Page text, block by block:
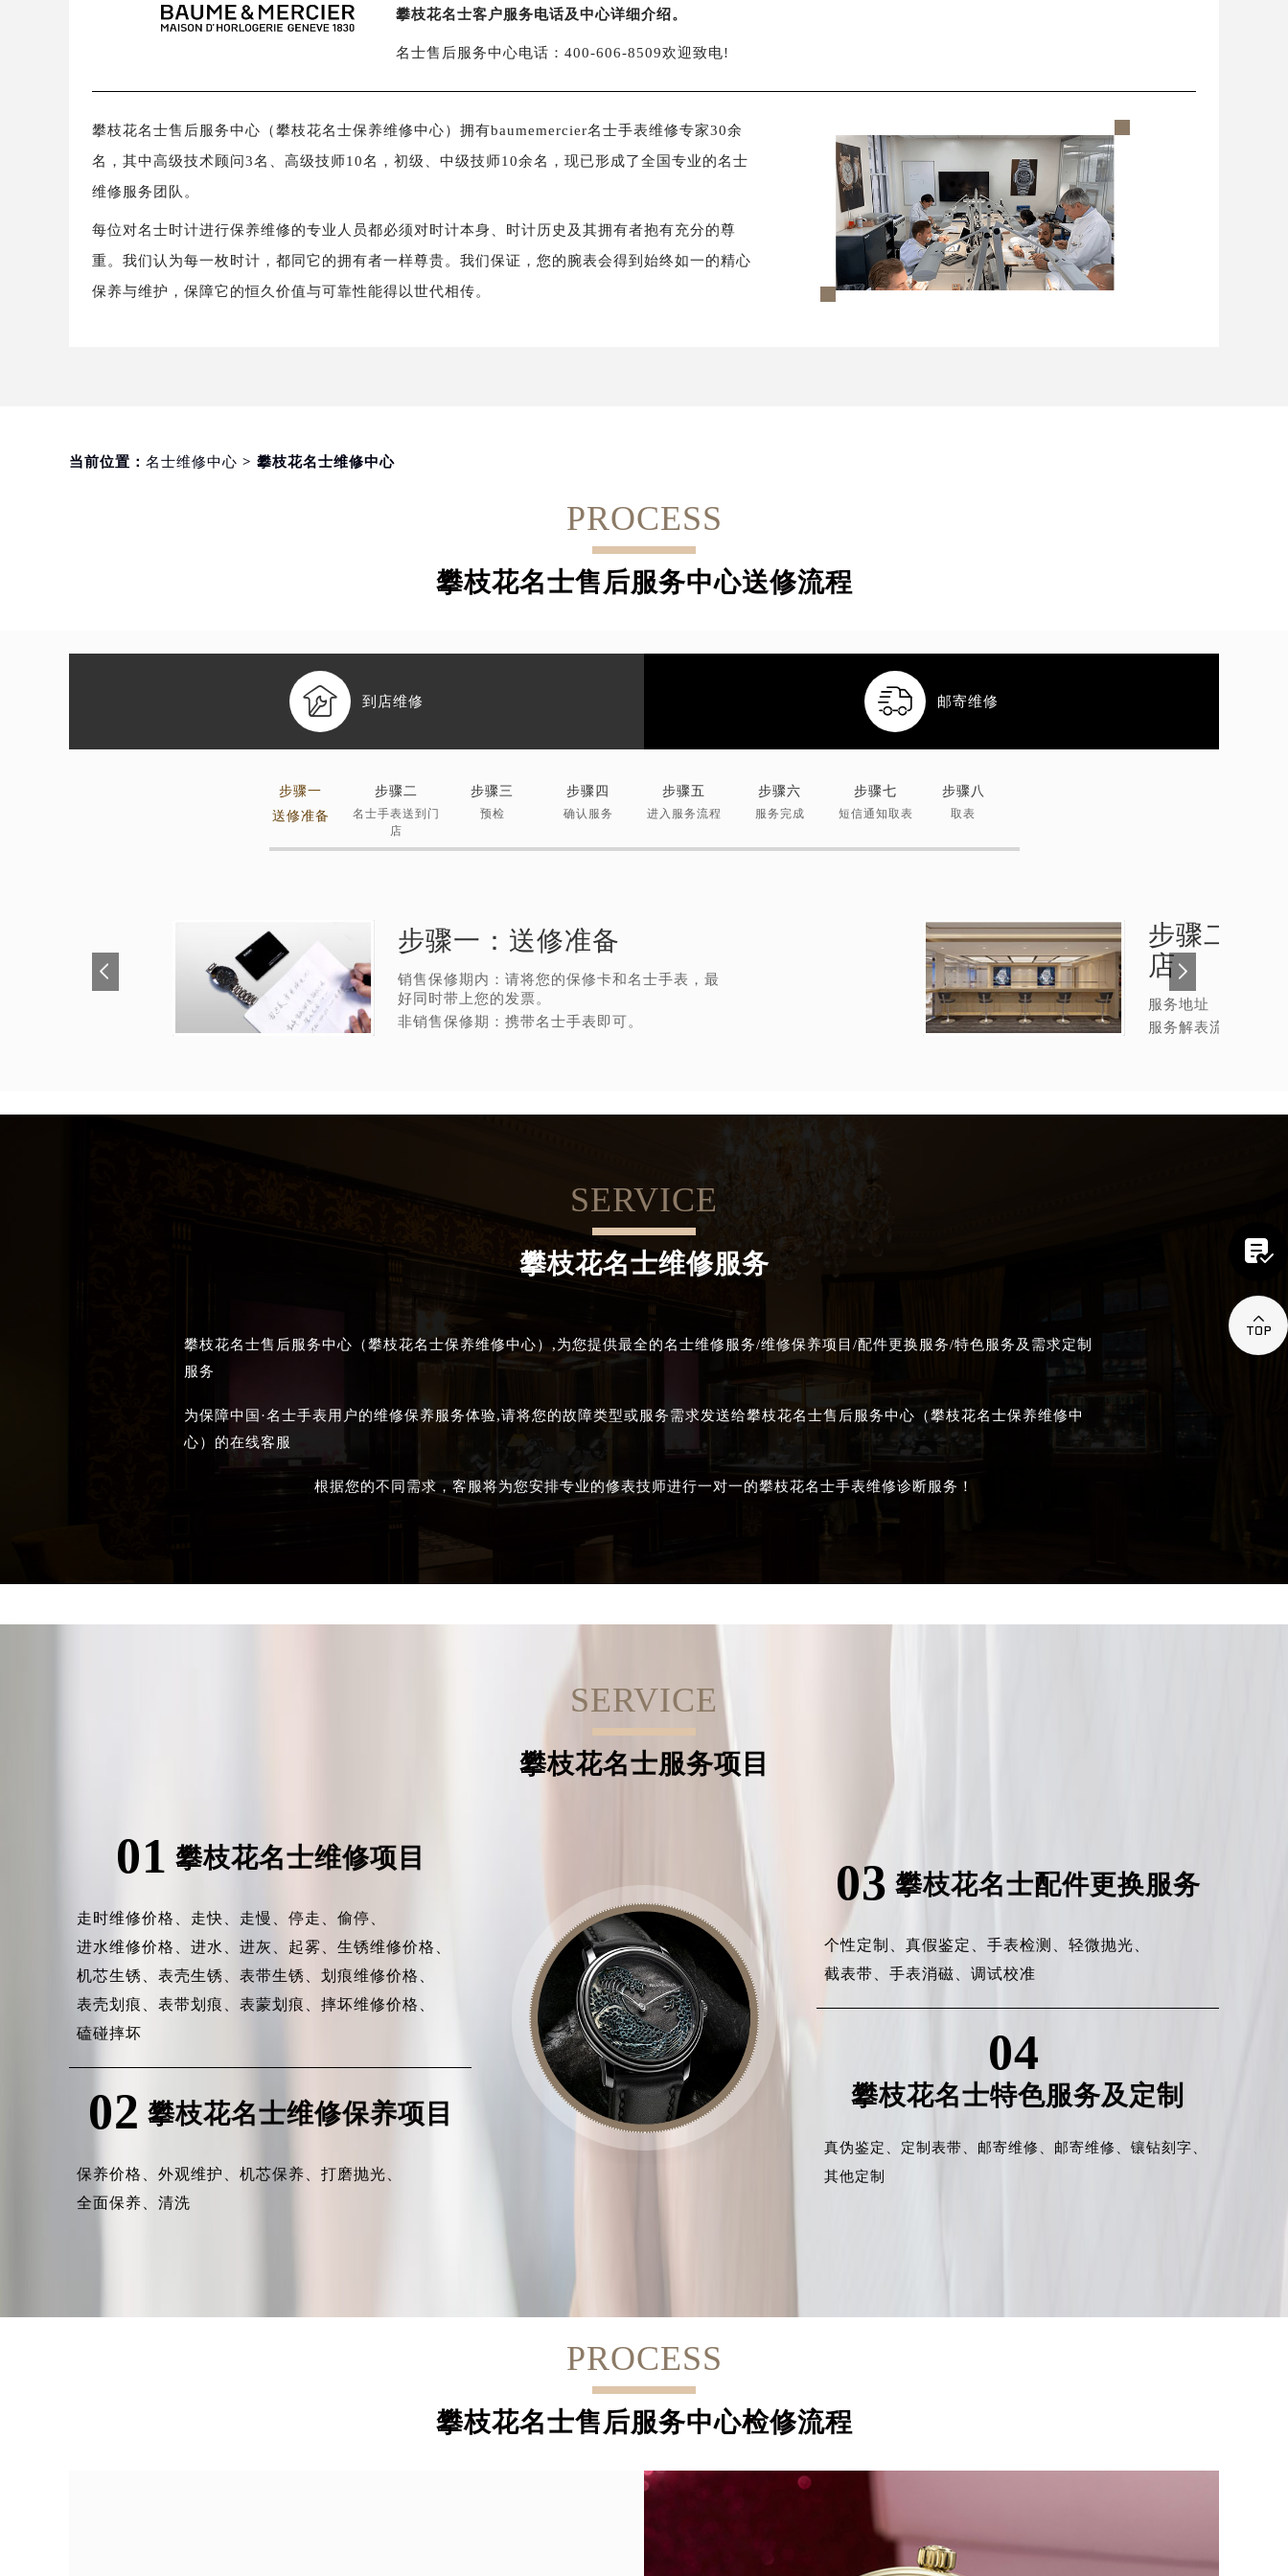
攀枝花名士客户服务电话及中心详细介绍。
名士售后服务中心电话：400-606-8509欢迎致电!
攀枝花名士售后服务中心（攀枝花名士保养维修中心）拥有baumemercier名士手表维修专家30余
名，其中高级技术顾问3名、高级技师10名，初级、中级技师10余名，现已形成了全国专业的名士
维修服务团队。
每位对名士时计进行保养维修的专业人员都必须对时计本身、时计历史及其拥有者抱有充分的尊
重。我们认为每一枚时计，都同它的拥有者一样尊贵。我们保证，您的腕表会得到始终如一的精心
保养与维护，保障它的恒久价值与可靠性能得以世代相传。
当前位置： 名士维修中心 > 攀枝花名士维修中心
PROCESS
攀枝花名士售后服务中心送修流程
 到店维修  邮寄维修
步骤一
送修准备
步骤二
名士手表送到门
店
步骤三
预检
步骤四
确认服务
步骤五
进入服务流程
步骤六
服务完成
步骤七
短信通知取表
步骤八
取表
步骤一： 送修准备
销售保修期内：请将您的保修卡和名士手表，最
好同时带上您的发票。
非销售保修期：携带名士手表即可。
步骤二：
店
服务地址
服务解表流程
SERVICE
攀枝花名士维修服务
攀枝花名士售后服务中心（攀枝花名士保养维修中心）,为您提供最全的名士维修服务/维修保养项目/配件更换服务/特色服务及需求定制
服务
为保障中国·名士手表用户的维修保养服务体验,请将您的故障类型或服务需求发送给攀枝花名士售后服务中心（攀枝花名士保养维修中
心）的在线客服
根据您的不同需求，客服将为您安排专业的修表技师进行一对一的攀枝花名士手表维修诊断服务！
SERVICE
攀枝花名士服务项目
01 攀枝花名士维修项目
走时维修价格、 走快、 走慢、停走、偷停、
进水维修价格、进水、进灰、 起雾、生锈维修价格、
机芯生锈、表壳生锈、表带生锈、划痕维修价格、
表壳划痕、表带划痕、表蒙划痕、摔坏维修价格、
磕碰摔坏
02 攀枝花名士维修保养项目
保养价格、外观维护、机芯保养、打磨抛光、
全面保养、清洗
03 攀枝花名士配件更换服务
个性定制、真假鉴定、手表检测、轻微抛光、
截表带、手表消磁、调试校准
04
攀枝花名士特色服务及定制
真伪鉴定、 定制表带、 邮寄维修、 邮寄维修、镶钻刻字、
其他定制
PROCESS
攀枝花名士售后服务中心检修流程

